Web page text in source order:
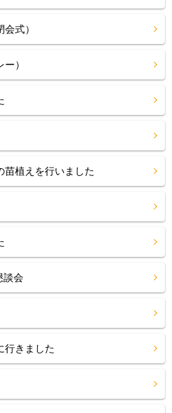
式）
）
苗植えを行いました
談会
行きました